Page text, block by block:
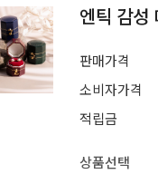
엔틱 감성
판매가격
소비자가격
적립금
상품선택